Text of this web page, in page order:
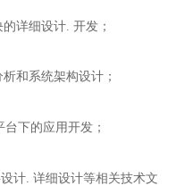
详细设计. 开发；
和系统架构设计；
下的应用开发；
计. 详细设计等相关技术文